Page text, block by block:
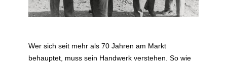
Wer sich seit mehr als 70 Jahren am Markt
behauptet, muss sein Handwerk verstehen. So wie